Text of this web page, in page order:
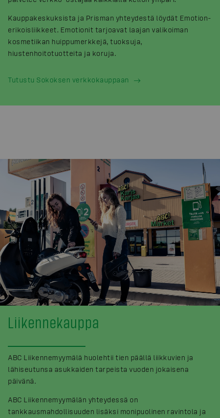
Kauppakeskuksista ja Prisman yhteydestä löydät Emotion-
erikoisliikkeet. Emotionit tarjoavat laajan valikoiman
kosmetiikan huippumerkkejä, tuoksuja,
hiustenhoitotuotteita ja koruja.
Tutustu Sokoksen verkkokauppaan
Liikennekauppa
ABC Liikennemyymälä huolehtii tien päällä liikkuvien ja
lähiseutunsa asukkaiden tarpeista vuoden jokaisena
päivänä.
ABC Liikennemyymälän yhteydessä on
tankkausmahdollisuuden lisäksi monipuolinen ravintola ja